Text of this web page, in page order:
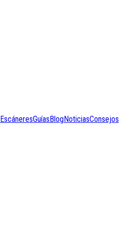
EscáneresGuíasBlogNoticiasConsejos